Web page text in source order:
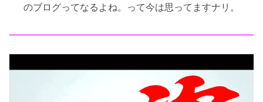
のブログってなるよね。って今は思ってますナリ。
━━━━━━━━━━━━━━━━━━━━━━━━━━